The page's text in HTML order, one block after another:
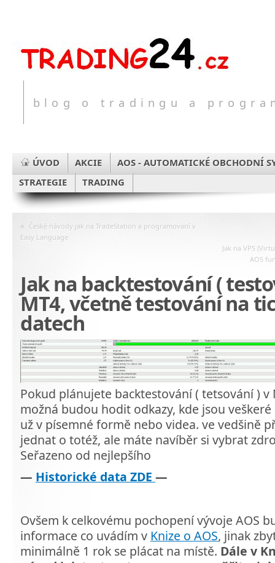
blog o tradingu a
ÚVOD AKCIE
AOS - AUTOMATICKÉ OBCHODNÍ
STRATEGIE
TRADING
« České návody jak na TradeStation a programovaní v
Easy Language
Jak na VPS
AOS
Jak na backtestování (
MT4, včetně testování na
datech
Pokud plánujete backtestování ( tetsování ) v
možná budou hodit odkazy, kde jsou
už v písemné formě nebo videa. ve vedšině
jednat o totéž, ale máte navíběr si vybrat
Seřazeno od nejlepšího
— Historické data ZDE —
Ovšem k celkovému pochopení vývoje AOS
informace co uvádím v Knize o AOS, jinak
minimálně 1 rok se plácat na místě. Dále v